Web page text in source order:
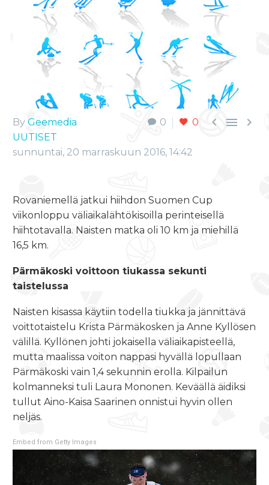
0 0   
By Geemedia
UUTISET
sunnuntai, 20 marraskuun 2016, 14:42
Rovaniemellä jatkui hiihdon Suomen Cup
viikonloppu väliaikalähtökisoilla perinteisellä
hiihtotavalla. Naisten matka oli 10 km ja miehillä
16,5 km.
Pärmäkoski voittoon tiukassa sekunti
taistelussa
Naisten kisassa käytiin todella tiukka ja jännittävä
voittotaistelu Krista Pärmäkosken ja Anne Kyllösen
välillä. Kyllönen johti jokaisella väliaikapisteellä,
mutta maalissa voiton nappasi hyvällä lopullaan
Pärmäkoski vain 1,4 sekunnin erolla. Kilpailun
kolmanneksi tuli Laura Mononen. Keväällä äidiksi
tullut Aino-Kaisa Saarinen onnistui hyvin ollen
neljäs.
Embed from Getty Images